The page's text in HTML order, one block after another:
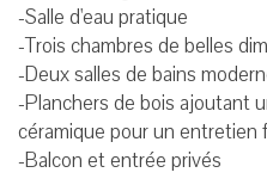
-Salle d'eau pratique
-Trois chambres de belles
-Deux salles de bains
-Planchers de bois ajoutant
céramique pour un entretien
-Balcon et entrée privés